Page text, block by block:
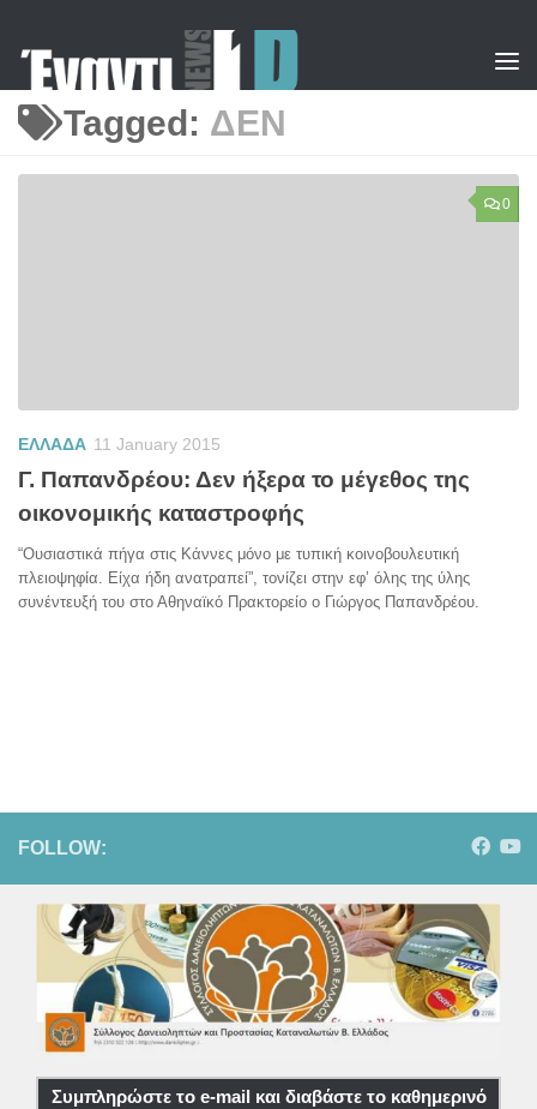
Tagged: ΔΕΝ
0
ΕΛΛΑΔΑ 11 January 2015
Γ. Παπανδρέου: Δεν ήξερα το μέγεθος της
οικονομικής καταστροφής
“Ουσιαστικά πήγα στις Κάννες μόνο με τυπική κοινοβουλευτική
πλειοψηφία. Είχα ήδη ανατραπεί”, τονίζει στην εφ’ όλης της ύλης
συνέντευξή του στο Αθηναϊκό Πρακτορείο ο Γιώργος Παπανδρέου.
FOLLOW:
Συμπληρώστε το e-mail και διαβάστε το καθημερινό